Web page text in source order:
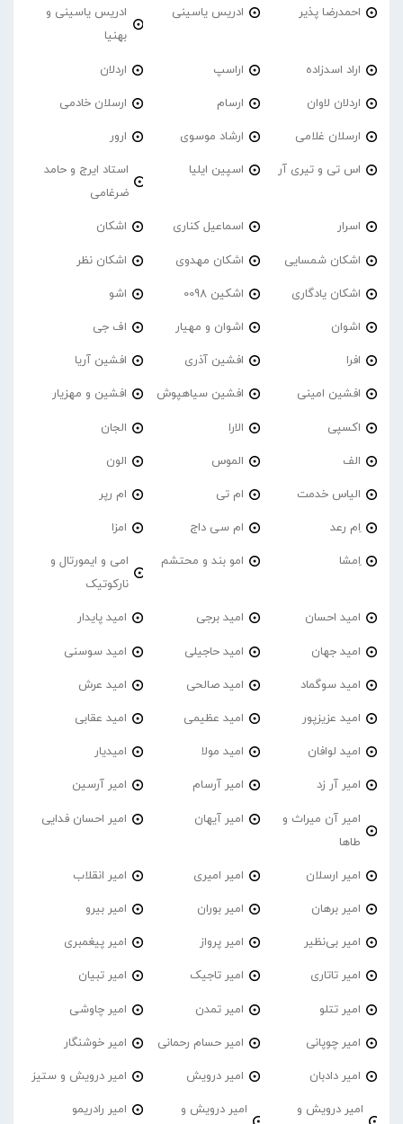
احمدرضا پذیر ادریس یاسینی
ادریس یاسینی و
بهنیا
اراد اسدزاده اراسپ اردلان
اردلان لاوان ارسام ارسلان خادمی
ارسلان غلامی ارشاد موسوی ارور
اس تی و تیری آر اسپین ایلیا
استاد ایرج و حامد
ضرغامی
اسرار اسماعیل کناری اشکان
اشکان شمسایی اشکان مهدوی اشکان نظر
اشکان یادگاری اشکین 0098 اشو
اشوان اشوان و مهیار اف جی
افرا افشین آذری افشین آریا
افشین امینی افشین سیاهپوش افشین و مهزیار
اکسپی الارا الجان
الف الموس الون
الیاس خدمت ام تی ام رپر
اِم رعد ام سی داج امزا
اِمشا امو بند و محتشم
امی و ایمورتال و
نارکوتیک
امید احسان امید برجی امید پایدار
امید جهان امید حاجیلی امید سوسنی
امید سوگماد امید صالحی امید عرش
امید عزیزپور امید عظیمی امید عقابی
امید لوافان امید مولا امیدیار
امیر آر زد امیر آرسام امیر آرسین
امیر آن میراث و
طاها
امیر آیهان امیر احسان فدایی
امیر ارسلان امیر امیری امیر انقلاب
امیر برهان امیر‌ بوران امیر بیرو
امیر بی‌نظیر امیر پرواز امیر پیغمبری
امیر تاتاری امیر تاجیک امیر تبیان
امیر تتلو امیر تمدن امیر چاوشی
امیر چوپانی امیر حسام رحمانی امیر خوشنگار
امیر دادبان امیر درویش امیر درویش و ستیز
امیر درویش و
امیر درویش و
امیر رادریمو